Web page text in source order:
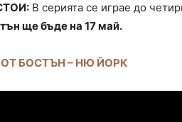
В серията се играе до
ще бъде на 17 май.
БОСТЪН – НЮ ЙОРК